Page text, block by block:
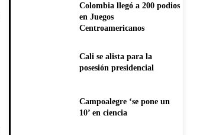
Colombia llegó a 200 podios
en Juegos
Centroamericanos
Cali se alista para la
posesión presidencial
Campoalegre ‘se pone un
10’ en ciencia